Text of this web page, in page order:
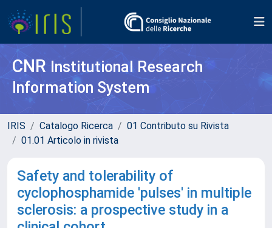
CNR Institutional Research
Information System
IRIS Catalogo Ricerca
01 Contributo su Rivista
01.01 Articolo in rivista
Safety and tolerability of
cyclophosphamide 'pulses' in multiple
sclerosis: a prospective study in a